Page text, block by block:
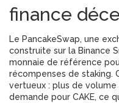
finance
Le PancakeSwap, une
construite sur la Binance
monnaie de référence
récompenses de staking.
vertueux : plus de
demande pour CAKE, ce